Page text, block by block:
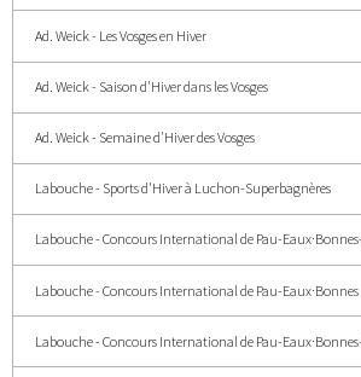
Ad. Weick - Les Vosges en Hiver
Ad. Weick - Saison d'Hiver dans les Vosges
Ad. Weick - Semaine d'Hiver des Vosges
Labouche - Sports d'Hiver à Luchon-Superbagnères
Labouche - Concours International de Pau-
Labouche - Concours International de Pau-Eaux·Bonnes
Labouche - Concours International de Pau-